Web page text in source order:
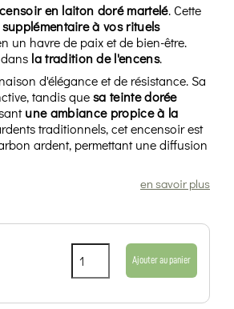
en laiton doré martelé. Cette
à vos rituels
un havre de paix et de bien-être.
la tradition de l'encens.
d'élégance et de résistance. Sa
tandis quesa teinte dorée
une ambiance propice à la
traditionnels, cet encensoir est
ardent, permettant une diffusion
en savoir plus
Ajouter au panier